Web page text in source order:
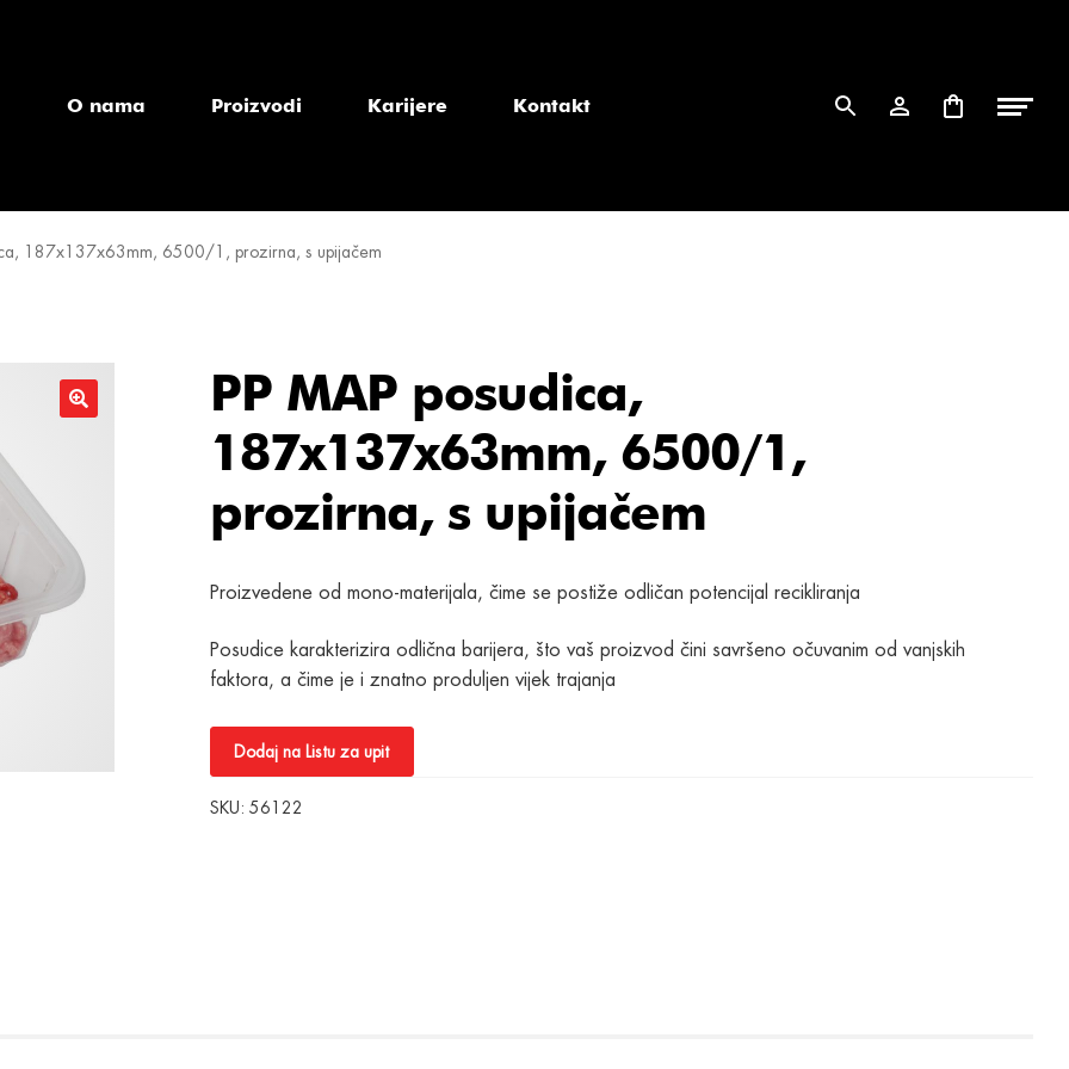
O nama Proizvodi Karijere Kontakt
187x137x63mm, 6500/1, prozirna, s upijačem
PP MAP posudica,
187x137x63mm, 6500/1,
prozirna, s upijačem
Proizvedene od mono-materijala, čime se postiže odličan potencijal recikliranja
Posudice karakterizira odlična barijera, što vaš proizvod čini savršeno očuvanim od vanjskih
faktora, a čime je i znatno produljen vijek trajanja
Dodaj na Listu za upit
SKU: 56122